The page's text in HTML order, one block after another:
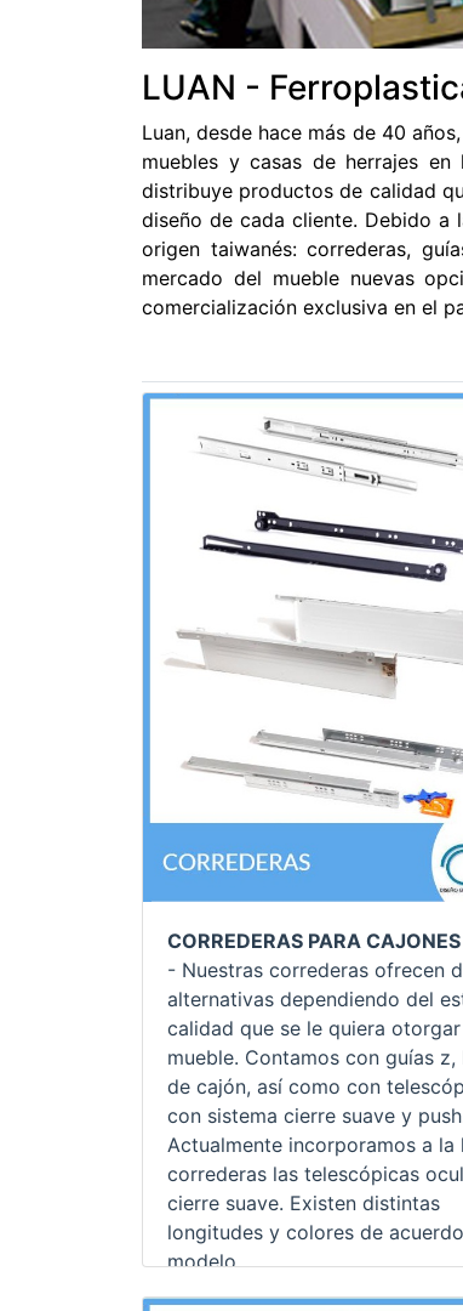
LUAN -
Luan, desde hace más de 40
muebles y casas de herrajes
distribuye productos de calidad
diseño de cada cliente. Debido a
origen taiwanés: correderas,
mercado del mueble nuevas
comercialización exclusiva en el
CORREDERAS PARA CAJONES
- Nuestras correderas ofrecen
alternativas dependiendo del
calidad que se le quiera
mueble. Contamos con guías z,
de cajón, así como con
con sistema cierre suave y
Actualmente incorporamos a la
correderas las telescópicas
cierre suave. Existen distintas
longitudes y colores de
modelo.